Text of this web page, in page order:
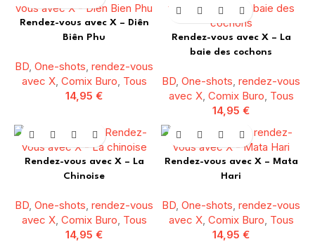
Rendez-vous avec X – Diên
Biên Phu
BD, One-shots, rendez-vous
avec X, Comix Buro, Tous
14,95 €
Rendez-vous avec X – La
baie des cochons
BD, One-shots, rendez-vous
avec X, Comix Buro, Tous
14,95 €
Rendez-vous avec X – La
Chinoise
BD, One-shots, rendez-vous
avec X, Comix Buro, Tous
14,95 €
Rendez-vous avec X – Mata
Hari
BD, One-shots, rendez-vous
avec X, Comix Buro, Tous
14,95 €